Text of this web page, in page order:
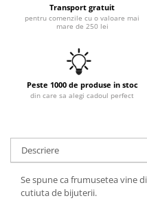
Transport gratuit
pentru comenzile cu o valoare mai
mare de 250 lei
Peste 1000 de produse in stoc
din care sa alegi cadoul perfect
Descriere
Se spune ca frumusetea vine
cutiuta de bijuterii.